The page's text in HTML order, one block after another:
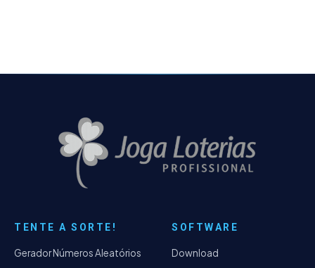
TENTE A SORTE!
Gerador Números Aleatórios
SOFTWARE
Download